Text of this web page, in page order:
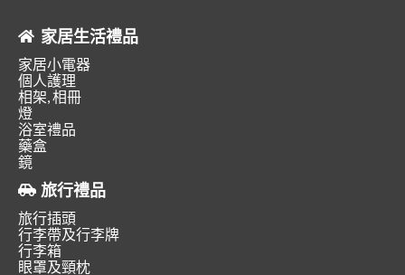
家居生活禮品
家居小電器
個人護理
相架, 相冊
燈
浴室禮品
藥盒
鏡
旅行禮品
旅行插頭
行李帶及行李牌
行李箱
眼罩及頸枕